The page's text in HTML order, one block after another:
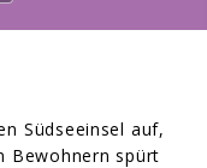
Südseeinsel auf,
Bewohnern spürt